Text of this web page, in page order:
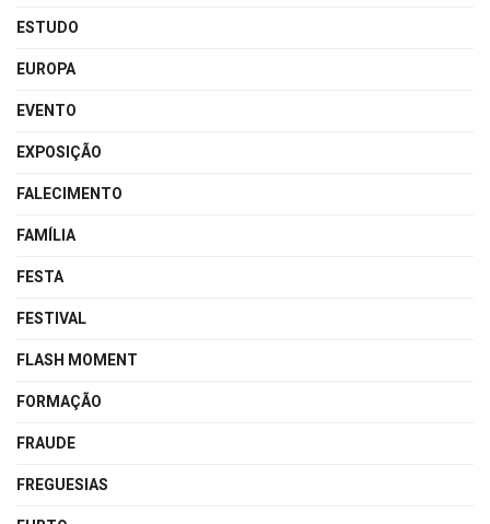
ESTUDO
EUROPA
EVENTO
EXPOSIÇÃO
FALECIMENTO
FAMÍLIA
FESTA
FESTIVAL
FLASH MOMENT
FORMAÇÃO
FRAUDE
FREGUESIAS